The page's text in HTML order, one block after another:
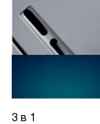
3 в 1